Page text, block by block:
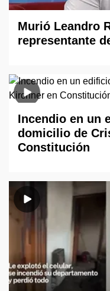
Murió Leandro
representante
Incendio en un
domicilio de
Constitución